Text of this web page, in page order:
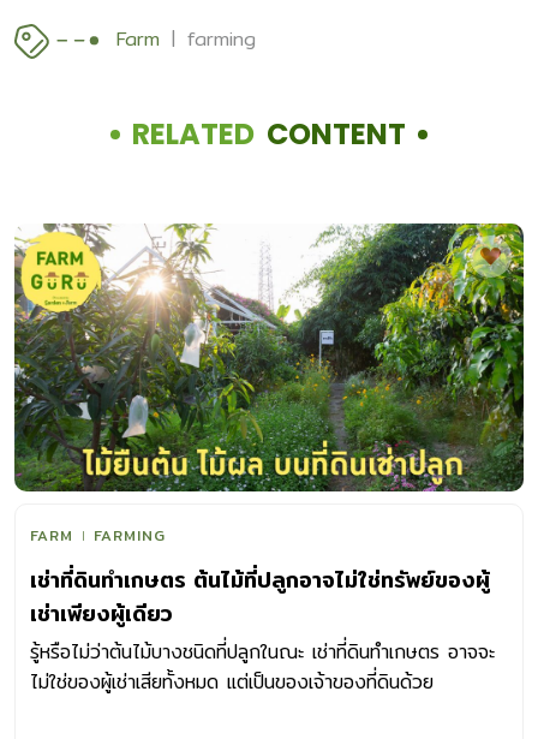
Farm farming
RELATED CONTENT
FARM FARMING
เช่าที่ดินทำเกษตร ต้นไม้ที่ปลูกอาจไม่ใช่ทรัพย์ของผู้
เช่าเพียงผู้เดียว
รู้หรือไม่ว่าต้นไม้บางชนิดที่ปลูกในณะ เช่าที่ดินทำเกษตร อาจจะ
ไม่ใช่ของผู้เช่าเสียทั้งหมด แต่เป็นของเจ้าของที่ดินด้วย